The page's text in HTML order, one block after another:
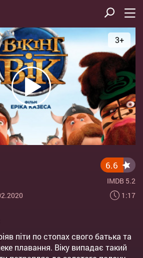
3+
6.6
IMDB 5.2
1:17
піти по стопах свого батька та
плавання. Віку випадає такий